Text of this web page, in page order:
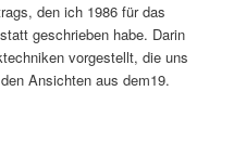
den ich 1986 für das
geschrieben habe. Darin
vorgestellt, die uns
Ansichten aus dem19.